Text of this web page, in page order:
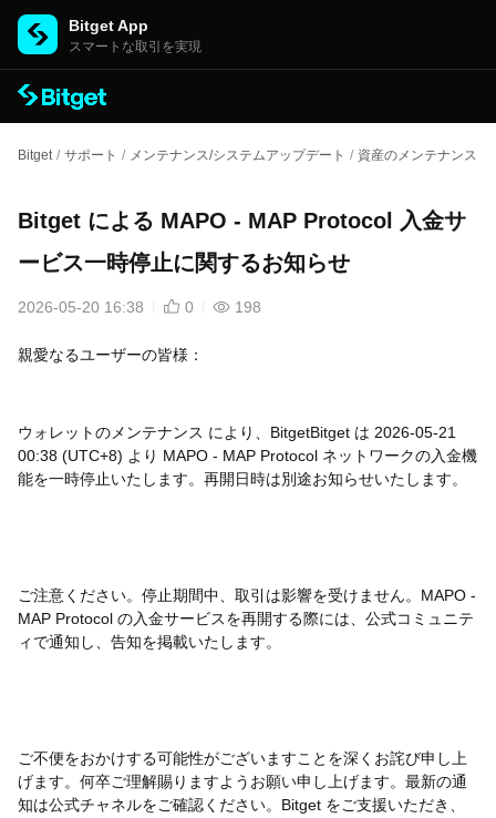
Bitget App
スマートな取引を実現
Bitget / サポート / メンテナンス/システムアップデート / 資産のメンテナンス
Bitget による MAPO - MAP Protocol 入金サ
ービス一時停止に関するお知らせ
2026-05-20 16:38 0 198
親愛なるユーザーの皆様：
ウォレットのメンテナンス により、BitgetBitget は 2026-05-21
00:38 (UTC+8) より MAPO - MAP Protocol ネットワークの入金機
能を一時停止いたします。再開日時は別途お知らせいたします。
ご注意ください。停止期間中、取引は影響を受けません。MAPO -
MAP Protocol の入金サービスを再開する際には、公式コミュニテ
ィで通知し、告知を掲載いたします。
ご不便をおかけする可能性がございますことを深くお詫び申し上
げます。何卒ご理解賜りますようお願い申し上げます。最新の通
知は公式チャネルをご確認ください。Bitget をご支援いただき、